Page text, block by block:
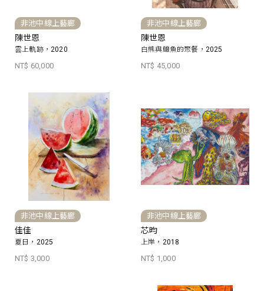
非池中線上藝廊
陳世恩
雲上軌跡，2020
NT$ 60,000
非池中線上藝廊
陳世恩
白熊與鱷魚的聚餐，2025
NT$ 45,000
非池中線上藝廊
佳佳
夏日，2025
NT$ 3,000
非池中線上藝廊
芯昀
上岸，2018
NT$ 1,000